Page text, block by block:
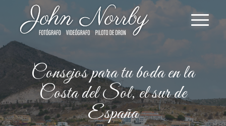
Consejos para tu boda en la
Costa del Sol, el sur de
España